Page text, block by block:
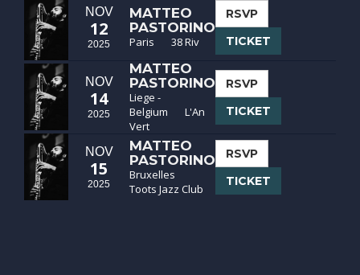
NOV
12
2025
MATTEO
PASTORINO
Paris 38 Riv
RSVP
TICKET
NOV
14
2025
MATTEO
PASTORINO
Liege -
Belgium
L'An
Vert
RSVP
TICKET
NOV
15
2025
MATTEO
PASTORINO
Bruxelles
Toots Jazz Club
RSVP
TICKET